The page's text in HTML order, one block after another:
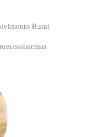
Rural